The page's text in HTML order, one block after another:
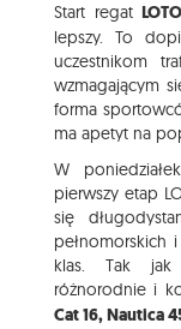
Start regat
lepszy. To
uczestnikom
wzmagającym
forma
ma apetyt na
W
pierwszy etap
się
pełnomorskich
klas. Tak jak
różnorodnie i
Cat 16, Nautica